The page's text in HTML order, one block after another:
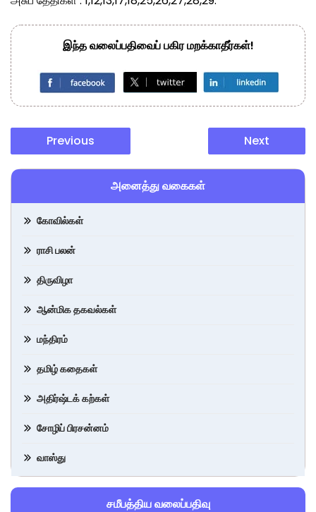
இந்த வலைப்பதிவைப் பகிர மறக்காதீர்கள்!
Previous Next
அனைத்து வகைகள்
கோவில்கள்
ராசி பலன்
திருவிழா
ஆன்மிக தகவல்கள்
மந்திரம்
தமிழ் கதைகள்
அதிர்ஷ்டக் கற்கள்
சோழிப் பிரசன்னம்
வாஸ்து
சமீபத்திய வலைப்பதிவு